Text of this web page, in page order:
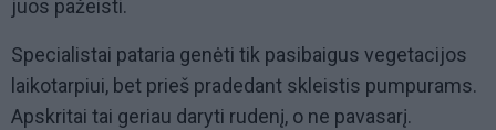
juos pažeisti.
Specialistai pataria genėti tik pasibaigus vegetacijos
laikotarpiui, bet prieš pradedant skleistis pumpurams.
Apskritai tai geriau daryti rudenį, o ne pavasarį.